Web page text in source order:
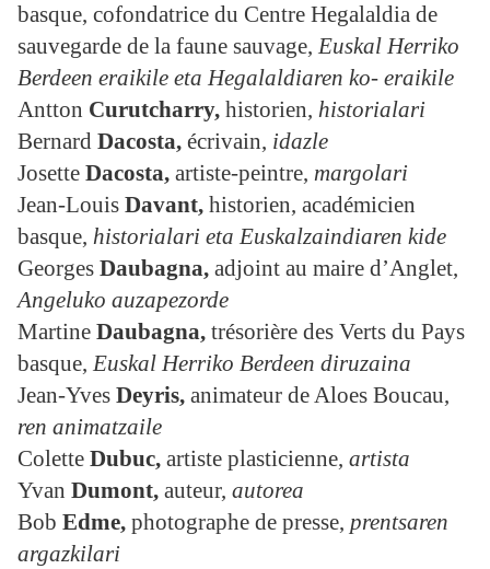
basque, cofondatrice du Centre Hegalaldia de
sauvegarde de la faune sauvage, Euskal Herriko
Berdeen eraikile eta Hegalaldiaren ko- eraikile
Antton Curutcharry, historien, historialari
Bernard Dacosta, écrivain, idazle
Josette Dacosta, artiste-peintre, margolari
Jean-Louis Davant, historien, académicien
basque, historialari eta Euskalzaindiaren kide
Georges Daubagna, adjoint au maire d’Anglet,
Angeluko auzapezorde
Martine Daubagna, trésorière des Verts du Pays
basque, Euskal Herriko Berdeen diruzaina
Jean-Yves Deyris, animateur de Aloes Boucau,
ren animatzaile
Colette Dubuc, artiste plasticienne, artista
Yvan Dumont, auteur, autorea
Bob Edme, photographe de presse, prentsaren
argazkilari